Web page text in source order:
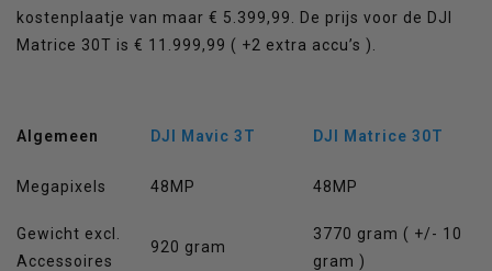
kostenplaatje van maar € 5.399,99. De prijs voor de DJI
Matrice 30T is € 11.999,99 ( +2 extra accu’s ).
Algemeen DJI Mavic 3T DJI Matrice 30T
Megapixels 48MP 48MP
Gewicht excl.
Accessoires
920 gram
3770 gram ( +/- 10
gram )